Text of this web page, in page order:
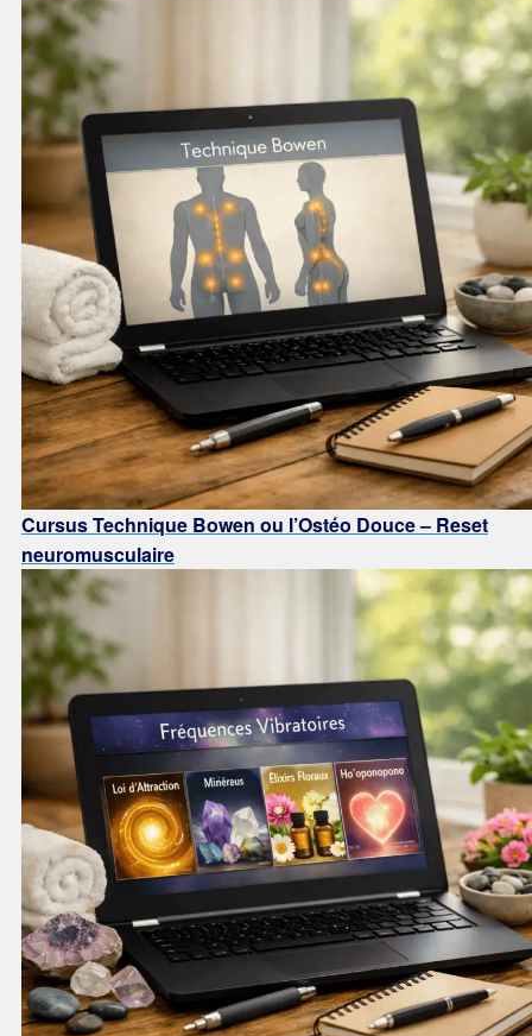
Cursus Technique Bowen ou l’Ostéo Douce – Reset
neuromusculaire